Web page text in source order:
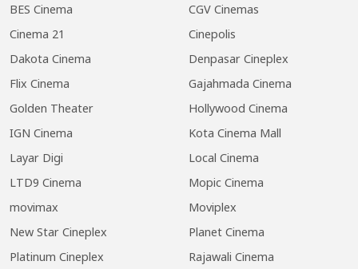
BES Cinema
CGV Cinemas
Cinema 21
Cinepolis
Dakota Cinema
Denpasar Cineplex
Flix Cinema
Gajahmada Cinema
Golden Theater
Hollywood Cinema
IGN Cinema
Kota Cinema Mall
Layar Digi
Local Cinema
LTD9 Cinema
Mopic Cinema
movimax
Moviplex
New Star Cineplex
Planet Cinema
Platinum Cineplex
Rajawali Cinema